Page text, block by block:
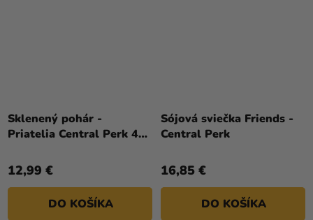
Sklenený pohár -
Priatelia Central Perk 400
12,99 €
DO KOŠÍKA
Sójová sviečka Friends -
Central Perk
16,85 €
DO KOŠÍKA